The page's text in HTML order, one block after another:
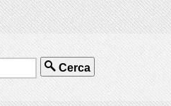
Cerca